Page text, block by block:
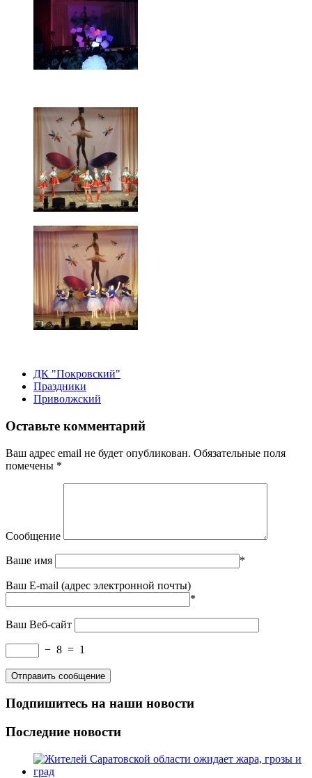
ДК "Покровский"
Праздники
Приволжский
Оставьте комментарий
Ваш адрес email не будет опубликован. Обязательные поля
помечены *
Сообщение
Ваше имя *
Ваш E-mail (адрес электронной почты)
*
Ваш Веб-сайт
− 8 = 1
Подпишитесь на наши новости
Последние новости